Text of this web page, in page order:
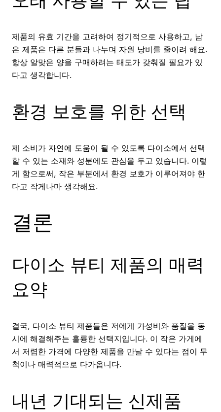
제품의 유효 기간을 고려하여 정기적으로 사용하고, 남
은 제품은 다른 분들과 나누며 자원 낭비를 줄이려 해요.
항상 알맞은 양을 구매하려는 태도가 갖춰질 필요가 있
다고 생각합니다.
환경 보호를 위한 선택
제 소비가 자연에 도움이 될 수 있도록 다이소에서 선택
할 수 있는 소재와 성분에도 관심을 두고 있습니다. 이렇
게 함으로써, 작은 부분에서 환경 보호가 이루어져야 한
다고 작게나마 생각해요.
결론
다이소 뷰티 제품의 매력
요약
결국, 다이소 뷰티 제품들은 저에게 가성비와 품질을 동
시에 해결해주는 훌륭한 선택지입니다. 이 작은 가게에
서 저렴한 가격에 다양한 제품을 만날 수 있다는 점이 무
척이나 매력적으로 다가옵니다.
내년 기대되는 신제품